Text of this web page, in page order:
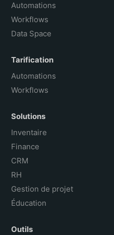
Português do Brasil
Automations
Workflows
Data Space
Tarification
Automations
Workflows
Solutions
Inventaire
Finance
CRM
RH
Gestion de projet
Éducation
Outils